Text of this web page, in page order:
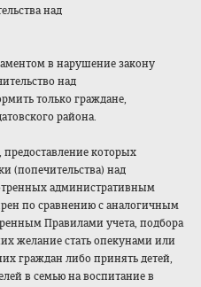
над
в нарушение закону
над
только граждане,
района.
предоставление которых
(попечительства) над
административным
по сравнению с аналогичным
Правилами учета, подбора
желание стать опекунами или
граждан либо принять детей,
в семью на воспитание в